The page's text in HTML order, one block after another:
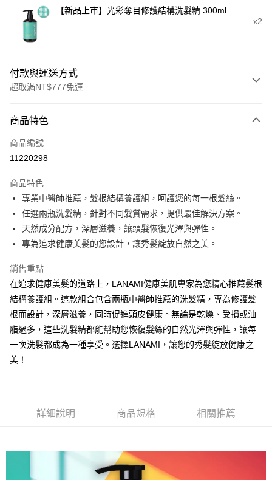
【新品上市】光彩奪目修護結構洗髮精 300ml
x2
付款與運送方式
超取滿NT$777免運
信用卡一次付款
信用卡分期付款
合作金庫商業銀行
華南商業銀行
彰化商業銀行
上海商業儲蓄銀行
台北富邦商業銀行
國泰世華商業銀行
兆豐國際商業銀行
臺灣中小企業銀行
台中商業銀行
聯邦商業銀行
元大商業銀行
永豐商業銀行
台新國際商業銀行
中國信託商業銀行
台灣樂天信用卡公司
超商取貨付款
LINE Pay
Apple Pay
悠遊付
Google Pay
全盈+PAY
AFTEE先享後付
相關說明
１．簡單：不需註冊會員、不需綁卡、不需儲值。
【「AFTEE先享後付」結帳流程】
１．於結帳方式選擇「AFTEE先享後付」後，將跳轉至「AFTEE先享後付」
結帳頁面，進行簡訊認證並確認金額後，即可完成結帳。
運送方式
每筆NT$100，滿NT$777(含以上)免運費
付款後全家取貨
商品特色
商品編號
11220298
商品特色
專業中醫師推薦，髮根結構養護組，呵護您的每一根髮絲。
任選兩瓶洗髮精，針對不同髮質需求，提供最佳解決方案。
天然成分配方，深層滋養，讓頭髮恢復光澤與彈性。
專為追求健康美髮的您設計，讓秀髮綻放自然之美。
銷售重點
在追求健康美髮的道路上，LANAMI健康美肌專家為您精心推薦髮根
結構養護組。這款組合包含兩瓶中醫師推薦的洗髮精，專為修護髮
根而設計，深層滋養，同時促進頭皮健康。無論是乾燥、受損或油
脂過多，這些洗髮精都能幫助您恢復髮絲的自然光澤與彈性，讓每
一次洗髮都成為一種享受。選擇LANAMI，讓您的秀髮綻放健康之
美！
詳細說明 商品規格 相關推薦